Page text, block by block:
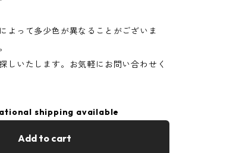
よって多少色が異なることがございま
しいたします。お気軽にお問い合わせく
shipping available
Add to cart